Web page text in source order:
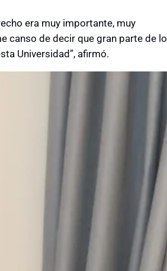
era muy importante, muy
canso de decir que gran parte de lo
Universidad”, afirmó.